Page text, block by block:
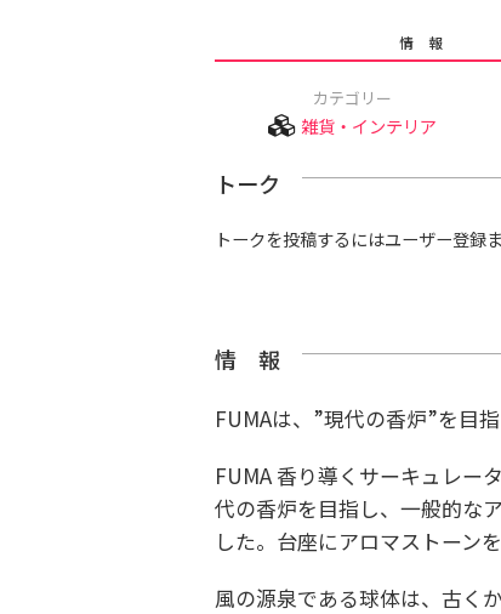
情 報
カテゴリー
雑貨・インテリア
トーク
トークを投稿するにはユーザー登録
情 報
FUMAは、”現代の香炉”を目
FUMA 香り導くサーキュレー
代の香炉を目指し、一般的な
した。 台座にアロマストーン
風の源泉である球体は、古く